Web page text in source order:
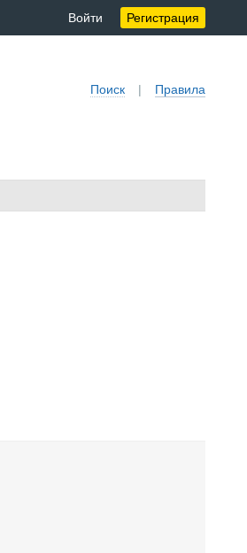
Войти Регистрация
Поиск | Правила